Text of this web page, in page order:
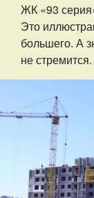
ЖК «93
Это
большего. А
не стремится.